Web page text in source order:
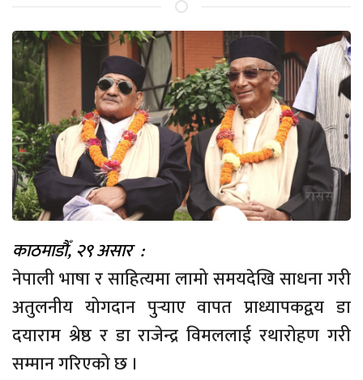
काठमाडौँ, २९ असार :
नेपाली भाषा र साहित्यमा लामो समयदेखि साधना गरी
अतुलनीय योगदान पुर्‍याए वापत प्राध्यापकद्वय डा
दयाराम श्रेष्ठ र डा राजेन्द्र विमललाई रथारोहण गरी
सम्मान गरिएको छ ।